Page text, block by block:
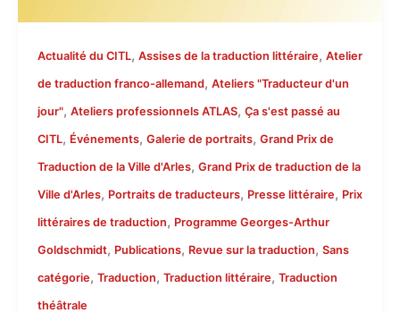
Actualité du CITL, Assises de la traduction littéraire, Atelier
de traduction franco-allemand, Ateliers "Traducteur d'un
jour", Ateliers professionnels ATLAS, Ça s'est passé au
CITL, Événements, Galerie de portraits, Grand Prix de
Traduction de la Ville d'Arles, Grand Prix de traduction de la
Ville d'Arles, Portraits de traducteurs, Presse littéraire, Prix
littéraires de traduction, Programme Georges-Arthur
Goldschmidt, Publications, Revue sur la traduction, Sans
catégorie, Traduction, Traduction littéraire, Traduction
théâtrale